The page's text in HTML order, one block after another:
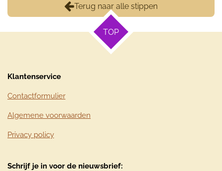
Terug naar alle stippen
TOP
Klantenservice
Contactformulier
Algemene voorwaarden
Privacy policy
Schrijf je in voor de nieuwsbrief: